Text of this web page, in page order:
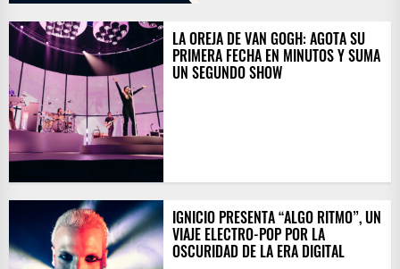
LA OREJA DE VAN GOGH: AGOTA SU
PRIMERA FECHA EN MINUTOS Y SUMA
UN SEGUNDO SHOW
IGNICIO PRESENTA “ALGO RITMO”, UN
VIAJE ELECTRO-POP POR LA
OSCURIDAD DE LA ERA DIGITAL